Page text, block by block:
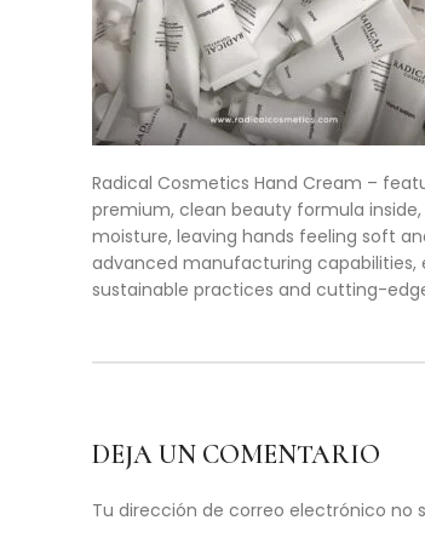
Radical Cosmetics Hand Cream –
premium, clean beauty formula
moisture, leaving hands feeling soft
advanced manufacturing
sustainable practices and cutting-
DEJA UN COMENTARIO
Tu dirección de correo electrónico no